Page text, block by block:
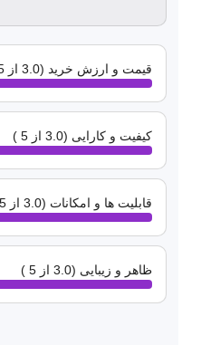
قیمت و ارزش خرید (3.0 از 5 )
کیفیت و کارایی (3.0 از 5 )
قابلیت ها و امکانات (3.0 از 5 )
ظاهر و زیبایی (3.0 از 5 )